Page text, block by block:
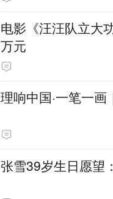
电影《汪汪队立大
万元
理响中国·一笔一
张雪39岁生日愿望